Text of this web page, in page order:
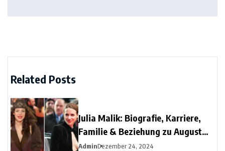
Related Posts
Julia Malik: Biografie, Karriere,
Familie & Beziehung zu August
Diehl
AdminDezember 24, 2024